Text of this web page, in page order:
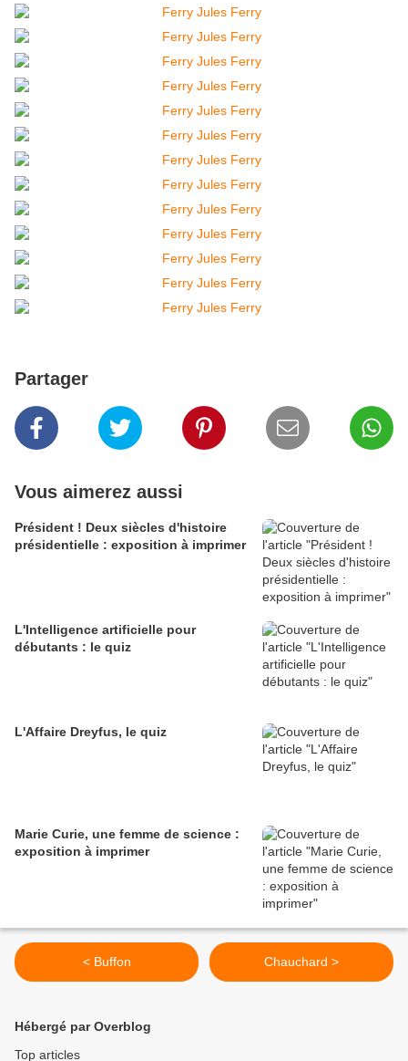
Partager
Vous aimerez aussi
Président ! Deux siècles d'histoire
présidentielle : exposition à imprimer
L'Intelligence artificielle pour
débutants : le quiz
L'Affaire Dreyfus, le quiz
Marie Curie, une femme de science :
exposition à imprimer
< Buffon Chauchard >
Hébergé par Overblog
Top articles